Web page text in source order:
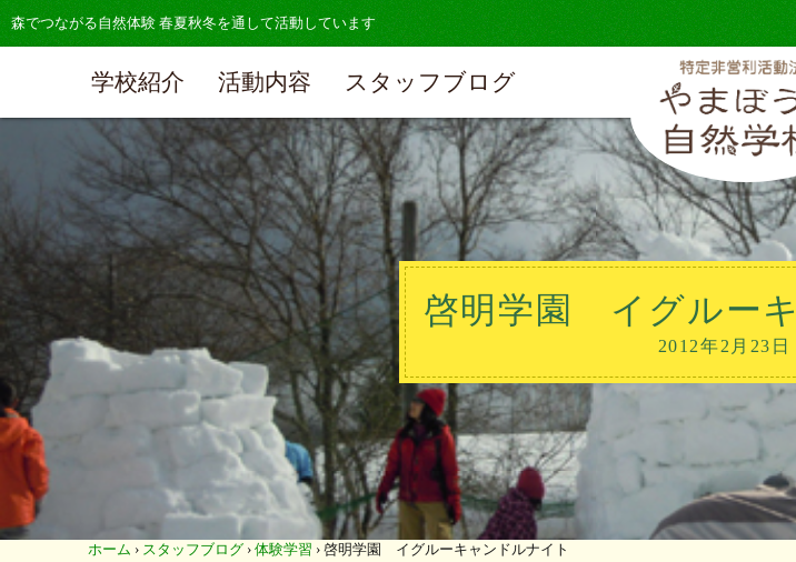
森でつながる自然体験 春夏秋冬を通して活動しています
学校紹介 活動内容 スタッフブログ
啓明学園 イグルー
2012年2月23日
ホーム › スタッフブログ › 体験学習 › 啓明学園 イグルーキャンドルナイト